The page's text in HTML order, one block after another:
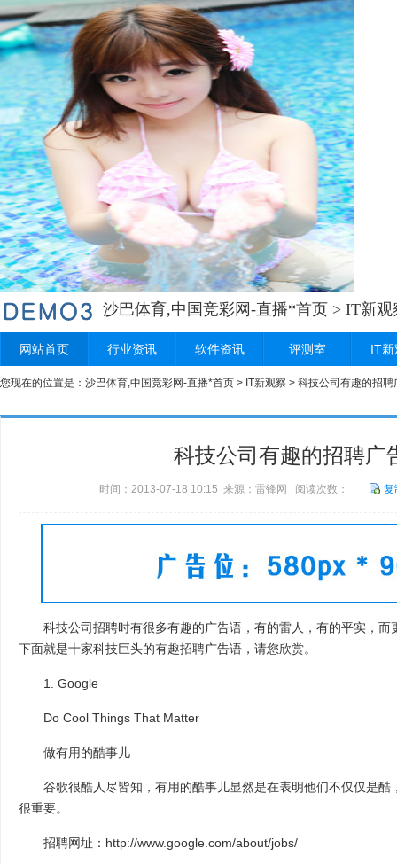
沙巴体育,中国竞彩网-直播*首页 > IT新观
网站首页 行业资讯 软件资讯 评测室 IT
您现在的位置是： 沙巴体育,中国竞彩网-直播*首页 > IT新观察 > 科技公司有趣的招聘
科技公司有趣的招聘广
时间：2013-07-18 10:15 来源：雷锋网 阅读次数： 复
科技公司招聘时有很多有趣的广告语，有的雷人，有的平实，而
下面就是十家科技巨头的有趣招聘广告语，请您欣赏。
1. Google
Do Cool Things That Matter
做有用的酷事儿
谷歌很酷人尽皆知，有用的酷事儿显然是在表明他们不仅仅是酷
很重要。
招聘网址：http://www.google.com/about/jobs/